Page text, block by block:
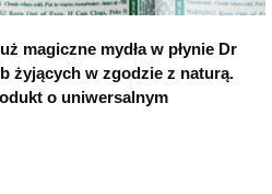
magiczne mydła w płynie Dr
żyjących w zgodzie z naturą.
o uniwersalnym